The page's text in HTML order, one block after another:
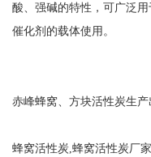
酸、强碱的特性，可广泛
催化剂的载体使用。
赤峰蜂窝、方块活性炭生产
蜂窝活性炭,蜂窝活性炭厂